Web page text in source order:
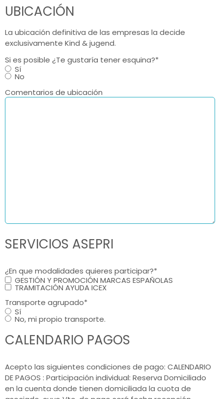
UBICACIÓN
La ubicación definitiva de las empresas la decide
exclusivamente Kind & jugend.
Si es posible ¿Te gustaría tener esquina?*
Sí
No
Comentarios de ubicación
SERVICIOS ASEPRI
¿En que modalidades quieres participar?*
GESTIÓN Y PROMOCIÓN MARCAS ESPAÑOLAS
TRAMITACIÓN AYUDA ICEX
Transporte agrupado*
Sí
No, mi propio transporte.
CALENDARIO PAGOS
Acepto las siguientes condiciones de pago: CALENDARIO
DE PAGOS : Participación individual: Reserva Domiciliado
en la cuenta donde tienen domiciliada la cuota de